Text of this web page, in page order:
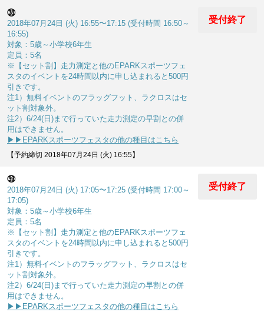
㊳
2018年07月24日 (火) 16:55〜17:15 (受付時間 16:50～
16:55)
対象：5歳～小学校6年生
定員：5名
※【セット割】走力測定と他のEPARKスポーツフェ
スタのイベントを24時間以内に申し込まれると500円
引きです。
注1）無料イベントのフラッグフット、ラクロスはセ
ット割対象外。
注2）6/24(日)まで行っていた走力測定の早割との併
用はできません。
▶▶EPARKスポーツフェスタの他の種目はこちら
受付終了
【予約締切 2018年07月24日 (火) 16:55】
㊴
2018年07月24日 (火) 17:05〜17:25 (受付時間 17:00～
17:05)
対象：5歳～小学校6年生
定員：5名
※【セット割】走力測定と他のEPARKスポーツフェ
スタのイベントを24時間以内に申し込まれると500円
引きです。
注1）無料イベントのフラッグフット、ラクロスはセ
ット割対象外。
注2）6/24(日)まで行っていた走力測定の早割との併
用はできません。
▶▶EPARKスポーツフェスタの他の種目はこちら
受付終了